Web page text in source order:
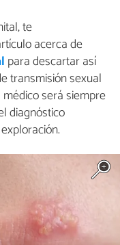
te
acerca de
para descartar así
transmisión sexual
médico será siempre
diagnóstico